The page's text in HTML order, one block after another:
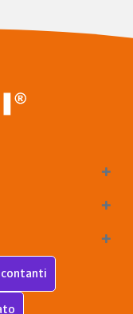
contanti